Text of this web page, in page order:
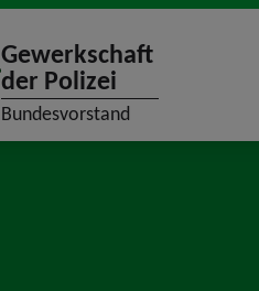
Gewerkschaft
der Polizei
Bundesvorstand